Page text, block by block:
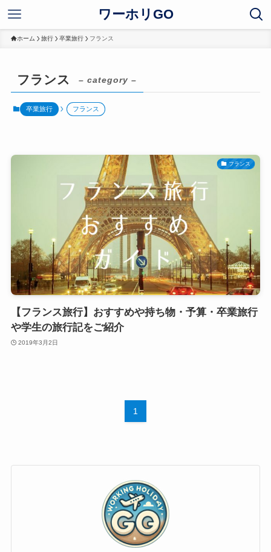
ワーホリGO
ホーム 旅行 卒業旅行 フランス
フランス – category –
卒業旅行 フランス
フランス
【フランス旅行】おすすめや持ち物・予算・卒業旅行
や学生の旅行記をご紹介
2019年3月2日
1